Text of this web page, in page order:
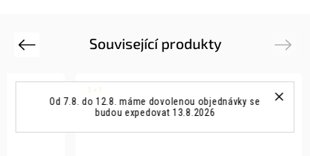
Od 7.8. do 12.8. máme dovolenou objednávky se
budou expedovat 13.8.2026
Související produkty
Previous Next